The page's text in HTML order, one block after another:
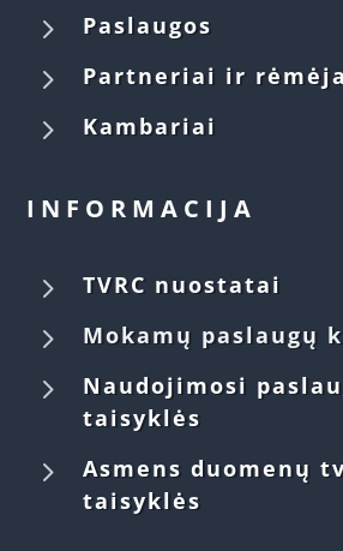
5 Paslaugos
5 Partneriai ir
5 Kambariai
INFORMACIJA
5 TVRC nuostatai
5 Mokamų paslaugų
5
Naudojimosi
taisyklės
5
Asmens duomenų
taisyklės